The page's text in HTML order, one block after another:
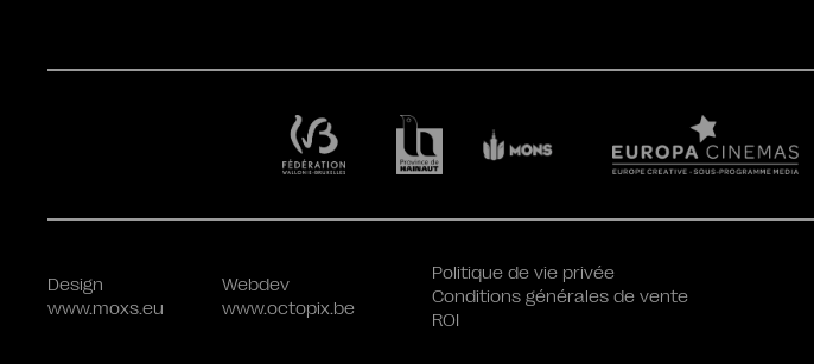
Design
www.moxs.eu
Webdev
www.octopix.be
Politique de vie privée
Conditions générales de vente
ROI